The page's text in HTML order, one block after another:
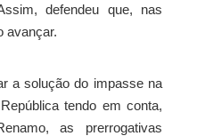
defendeu que, nas
avançar.
a solução do impasse na
tendo em conta,
as prerrogativas